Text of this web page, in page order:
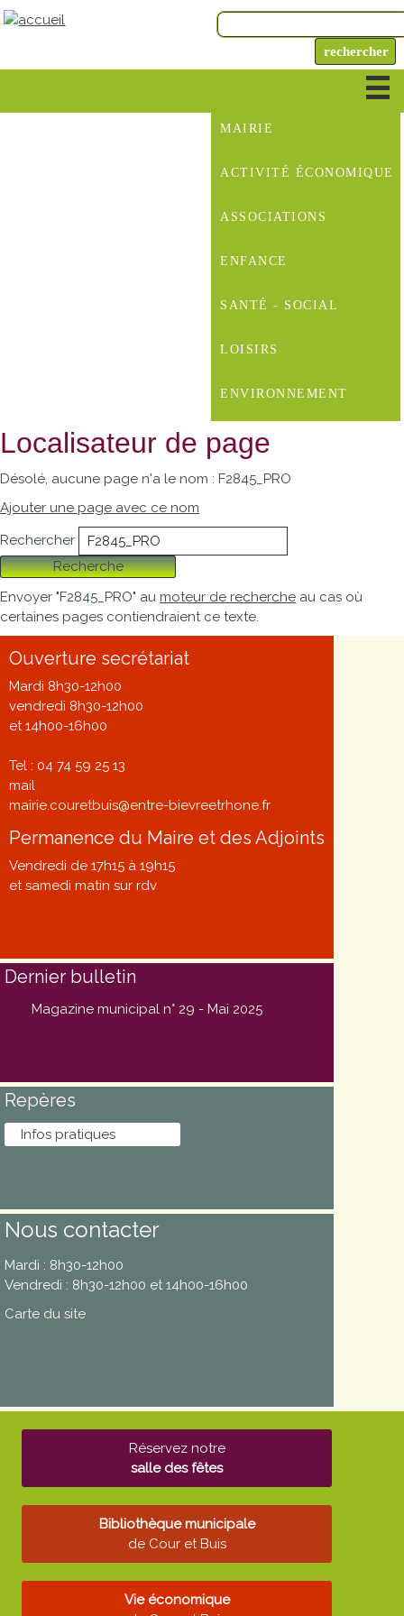
MAIRIE
ACTIVITÉ ÉCONOMIQUE
ASSOCIATIONS
ENFANCE
SANTÉ - SOCIAL
LOISIRS
ENVIRONNEMENT
Localisateur de page
Désolé, aucune page n'a le nom : F2845_PRO
Ajouter une page avec ce nom
Rechercher
Recherche
Envoyer "F2845_PRO" au moteur de recherche au cas où
certaines pages contiendraient ce texte.
Ouverture secrétariat
Mardi 8h30-12h00
vendredi 8h30-12h00
et 14h00-16h00
Tel : 04 74 59 25 13
mail
mairie.couretbuis@entre-bievreetrhone.fr
Permanence du Maire et des Adjoints
Vendredi de 17h15 à 19h15
et samedi matin sur rdv
Dernier bulletin
Magazine municipal n° 29 - Mai 2025
Repères
Infos pratiques
Nous contacter
Mardi : 8h30-12h00
Vendredi : 8h30-12h00 et 14h00-16h00
Carte du site
Réservez notre
salle des fêtes
Bibliothèque municipale
de Cour et Buis
Vie économique